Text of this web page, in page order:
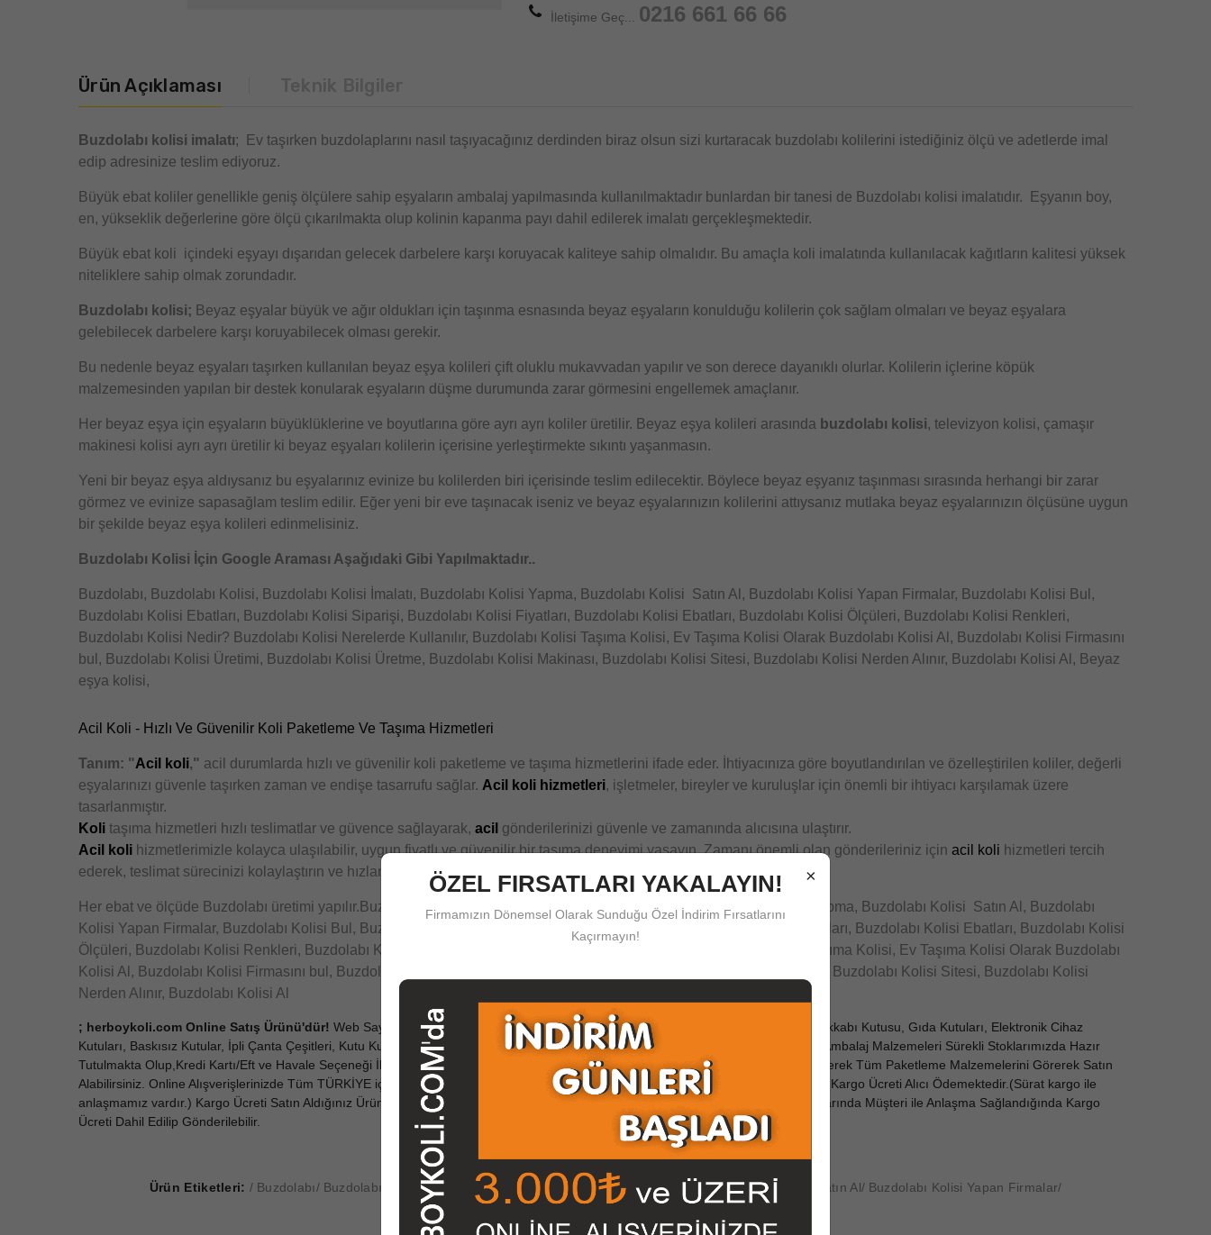
İletişime Geç... 0216 661 66 66
Ürün Açıklaması
Buzdolabı kolisi imalatı; Ev taşırken buzdolaplarını nasıl taşıyacağınız derdinden biraz olsun sizi kurtaracak buzdolabı kolilerini istediğiniz ölçü ve adetlerde imal
edip adresinize teslim ediyoruz.
Büyük ebat koliler genellikle geniş ölçülere sahip eşyaların ambalaj yapılmasında kullanılmaktadır bunlardan bir tanesi de Buzdolabı kolisi imalatıdır.
Eşyanın boy,
en, yükseklik değerlerine göre ölçü çıkarılmakta olup kolinin kapanma payı dahil edilerek imalatı gerçekleşmektedir.
Büyük ebat koli içindeki eşyayı dışarıdan gelecek darbelere karşı koruyacak kaliteye sahip olmalıdır. Bu amaçla koli imalatında kullanılacak kağıtların kalitesi yüksek
niteliklere sahip olmak zorundadır.
Buzdolabı kolisi; Beyaz eşyalar büyük ve ağır oldukları için taşınma esnasında beyaz eşyaların konulduğu kolilerin çok sağlam olmaları ve beyaz eşyalara
gelebilecek darbelere karşı koruyabilecek olması gerekir.
Bu nedenle beyaz eşyaları taşırken kullanılan beyaz eşya kolileri çift oluklu mukavvadan yapılır ve son derece dayanıklı olurlar. Kolilerin içlerine köpük
malzemesinden yapılan bir destek konularak eşyaların düşme durumunda zarar görmesini engellemek amaçlanır.
Her beyaz eşya için eşyaların büyüklüklerine ve boyutlarına göre ayrı ayrı koliler üretilir. Beyaz eşya kolileri arasında buzdolabı kolisi, televizyon kolisi, çamaşır
makinesi kolisi ayrı ayrı üretilir ki beyaz eşyaları kolilerin içerisine yerleştirmekte sıkıntı yaşanmasın.
Yeni bir beyaz eşya aldıysanız bu eşyalarınız evinize bu kolilerden biri içerisinde teslim edilecektir. Böylece beyaz eşyanız taşınması sırasında herhangi bir zarar
görmez ve evinize sapasağlam teslim edilir. Eğer yeni bir eve taşınacak iseniz ve beyaz eşyalarınızın kolilerini attıysanız mutlaka beyaz eşyalarınızın ölçüsüne uygun
bir şekilde beyaz eşya kolileri edinmelisiniz.
Buzdolabı Kolisi İçin Google Araması Aşağıdaki Gibi Yapılmaktadır..
Buzdolabı, Buzdolabı Kolisi, Buzdolabı Kolisi İmalatı, Buzdolabı Kolisi Yapma, Buzdolabı Kolisi Satın Al, Buzdolabı Kolisi Yapan Firmalar, Buzdolabı Kolisi Bul,
Buzdolabı Kolisi Ebatları, Buzdolabı Kolisi Siparişi, Buzdolabı Kolisi Fiyatları, Buzdolabı Kolisi Ebatları, Buzdolabı Kolisi Ölçüleri, Buzdolabı Kolisi Renkleri,
Buzdolabı Kolisi Nedir? Buzdolabı Kolisi Nerelerde Kullanılır, Buzdolabı Kolisi Taşıma Kolisi, Ev Taşıma Kolisi Olarak Buzdolabı Kolisi Al, Buzdolabı Kolisi Firmasını
bul, Buzdolabı Kolisi Üretimi, Buzdolabı Kolisi Üretme, Buzdolabı Kolisi Makinası, Buzdolabı Kolisi Sitesi, Buzdolabı Kolisi Nerden Alınır, Buzdolabı Kolisi Al, Beyaz
eşya kolisi,
Acil Koli - Hızlı Ve Güvenilir Koli Paketleme Ve Taşıma Hizmetleri
Tanım: "Acil koli," acil durumlarda hızlı ve güvenilir koli paketleme ve taşıma hizmetlerini ifade eder. İhtiyacınıza göre boyutlandırılan ve özelleştirilen koliler, değerli
eşyalarınızı güvenle taşırken zaman ve endişe tasarrufu sağlar. Acil koli hizmetleri, işletmeler, bireyler ve kuruluşlar için önemli bir ihtiyacı karşılamak üzere
tasarlanmıştır.
Koli taşıma hizmetleri hızlı teslimatlar ve güvence sağlayarak, acil gönderilerinizi güvenle ve zamanında alıcısına ulaştırır.
Acil koli hizmetlerimizle kolayca ulaşılabilir, uygun fiyatlı ve güvenilir bir taşıma deneyimi yaşayın. Zamanı önemli olan gönderileriniz için acil koli hizmetleri tercih
ederek, teslimat sürecinizi kolaylaştırın ve hızlandırın.
Her ebat ve ölçüde Buzdolabı üretimi yapılır. Buzdolabı, Buzdolabı Kolisi, Buzdolabı Kolisi İmalatı, Buzdolabı Kolisi Yapma, Buzdolabı Kolisi Satın Al, Buzdolabı
Kolisi Yapan Firmalar, Buzdolabı Kolisi Bul, Buzdolabı Kolisi Ebatları, Buzdolabı Kolisi Siparişi, Buzdolabı Kolisi Fiyatları, Buzdolabı Kolisi Ebatları, Buzdolabı Kolisi
Ölçüleri, Buzdolabı Kolisi Renkleri, Buzdolabı Kolisi Nedir? Buzdolabı Kolisi Nerelerde Kullanılır, Buzdolabı Kolisi Taşıma Kolisi, Ev Taşıma Kolisi Olarak Buzdolabı
Kolisi Al, Buzdolabı Kolisi Firmasını bul, Buzdolabı Kolisi Üretimi, Buzdolabı Kolisi Üretme, Buzdolabı Kolisi Makinası, Buzdolabı Kolisi Sitesi, Buzdolabı Kolisi
Nerden Alınır, Buzdolabı Kolisi Al
; herboykoli.com Online Satış Ürünü'dür! Web Sayfalarımızda Satışını Yapmış Olduğumuz Koli, Nakliye Kutusu, Karton Kutu,Ayakkabı Kutusu, Gıda Kutuları, Elektronik Cihaz
Kutuları, Baskısız Kutular, İpli Çanta Çeşitleri, Kutu Kuka Modelleri, Ayaklı Poster (Poster Ayağı), Ofset Baskılı Kutular,Koli Bandı ve Ambalaj Malzemeleri Sürekli Stoklarımızda Hazır
Tutulmakta Olup,Kredi Kartı/Eft ve Havale Seçeneği İle Hemen Satın Alabilir veya İletişim Sayfamızdan Ulaşacağınız Adresimize Gelerek Tüm Paketleme Malzemelerini Görerek Satın
Alabilirsiniz. Online Alışverişlerinizde Tüm TÜRKİYE için
1500 TL. ve Üzeri KARGO ÜCRETSİZOlup, 1500 TL den Az
Kargo Ücreti Alıcı Ödemektedir.(Sürat kargo ile
anlaşmamız vardır.) Kargo Ücreti Satın Aldığınız Ürünlerin Teslimat Adresinin Uzaklığı ve Miktarına Göre Değişebilir, Teslimat Koşullarında Müşteri ile Anlaşma Sağlandığında Kargo
Ücreti Dahil Edilip Gönderilebilir.
Ürün Etiketleri: Buzdolabı Buzdolabı Kolisi Buzdolabı Kolisi İmalatı Buzdolabı Kolisi Yapma Buzdolabı Kolisi Satın Al
Buzdolabı Kolisi Yapan Firmalar
Beyaz Eşya Kolisi
Buz-Dolabı-Kolisi
×
ÖZEL FIRSATLARI YAKALAYIN!
Firmamızın Dönemsel Olarak Sunduğu Özel İndirim Fırsatlarını
Kaçırmayın!